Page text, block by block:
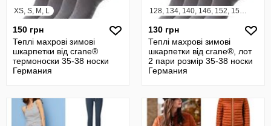
XS, S, M, L
150 грн
Теплі махрові зимові
шкарпетки від crane®
термоноски 35-38 носки
Германия
130 грн
Теплі махрові зимові
шкарпетки від crane®, лот
2 пари розмір 35-38 носки
Германия